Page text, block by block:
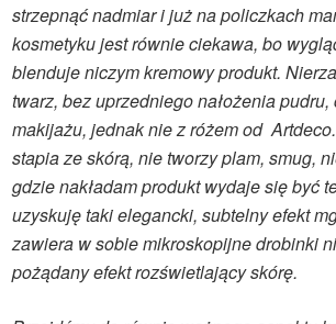
strzepnąć nadmiar i już na policzkach
kosmetyku jest równie ciekawa, bo
blenduje niczym kremowy produkt.
twarz, bez uprzedniego nałożenia
makijażu, jednak nie z różem od
stapia ze skórą, nie tworzy plam, smug,
gdzie nakładam produkt wydaje się być
uzyskuję taki elegancki, subtelny efekt
zawiera w sobie mikroskopijne drobinki
pożądany efekt rozświetlający skórę.